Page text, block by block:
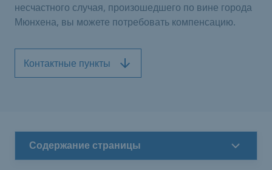
несчастного случая, произошедшего по вине города
Мюнхена, вы можете потребовать компенсацию.
Контактные пункты
Содержание страницы